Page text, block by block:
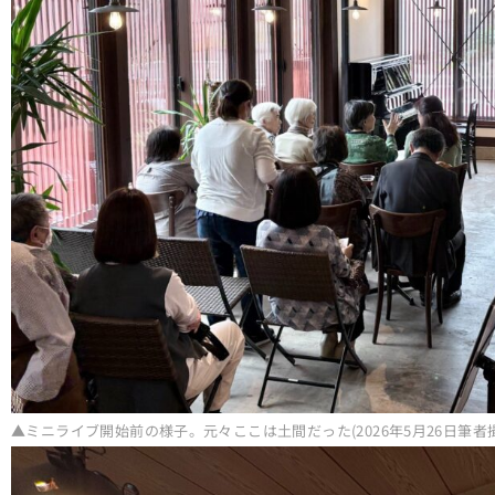
▲ミニライブ開始前の様子。元々ここは土間だった(2026年5月26日筆者